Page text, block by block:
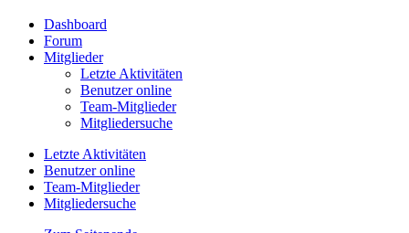
Dashboard
Forum
Mitglieder
Letzte Aktivitäten
Benutzer online
Team-Mitglieder
Mitgliedersuche
Letzte Aktivitäten
Benutzer online
Team-Mitglieder
Mitgliedersuche